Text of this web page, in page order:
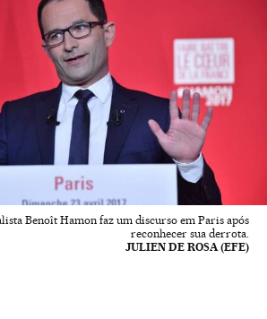
Benoît Hamon faz um discurso em Paris após
reconhecer sua derrota.
JULIEN DE ROSA (EFE)